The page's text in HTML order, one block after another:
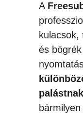
A
és
palástnak